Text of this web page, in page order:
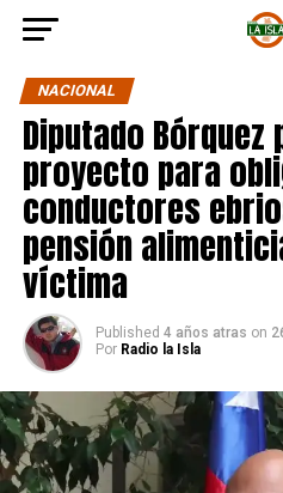
NACIONAL
Diputado Bórquez
proyecto para
conductores
pensión
víctima
Published 4 años atras on
Por Radio la Isla